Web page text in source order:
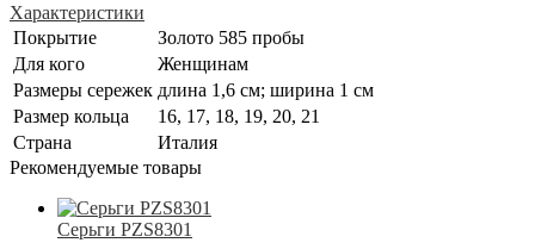
Характеристики
Покрытие
Золото 585 пробы
Для кого
Женщинам
Размеры сережек длина 1,6 см; ширина 1 см
Размер кольца
16, 17, 18, 19, 20, 21
Страна
Италия
Рекомендуемые товары
Серьги PZS8301